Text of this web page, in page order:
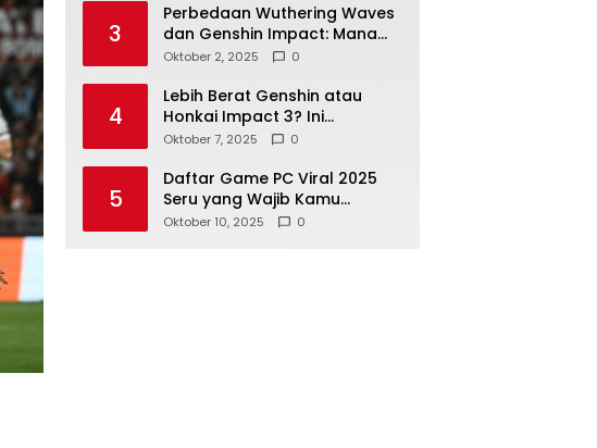
3
Perbedaan Wuthering Waves
dan Genshin Impact: Mana
yang Lebih Baik?
Oktober 2, 2025 0
4
Lebih Berat Genshin atau
Honkai Impact 3? Ini
Perbandingan Speknya
Oktober 7, 2025 0
5
Daftar Game PC Viral 2025
Seru yang Wajib Kamu
Mainkan Sekarang!
Oktober 10, 2025 0